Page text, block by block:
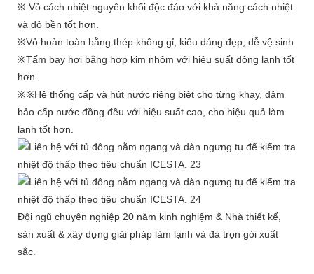
※ Vỏ cách nhiệt nguyên khối độc đáo với khả năng cách nhiệt
và độ bền tốt hơn.
※Vỏ hoàn toàn bằng thép không gỉ, kiểu dáng đẹp, dễ vệ sinh.
※Tấm bay hơi bằng hợp kim nhôm với hiệu suất đông lạnh tốt
hơn.
※※Hệ thống cấp và hút nước riêng biệt cho từng khay, đảm
bảo cấp nước đồng đều với hiệu suất cao, cho hiệu quả làm
lạnh tốt hơn.
Đội ngũ chuyên nghiệp 20 năm kinh nghiệm & Nhà thiết kế,
sản xuất & xây dựng giải pháp làm lạnh và đá trọn gói xuất
sắc.